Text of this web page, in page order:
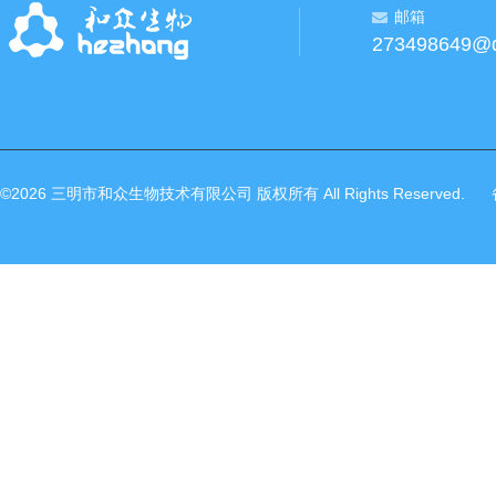
邮箱
©2026 三明市和众生物技术有限公司 版权所有 All Rights Reserved.